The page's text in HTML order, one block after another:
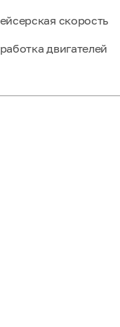
скорость
двигателей